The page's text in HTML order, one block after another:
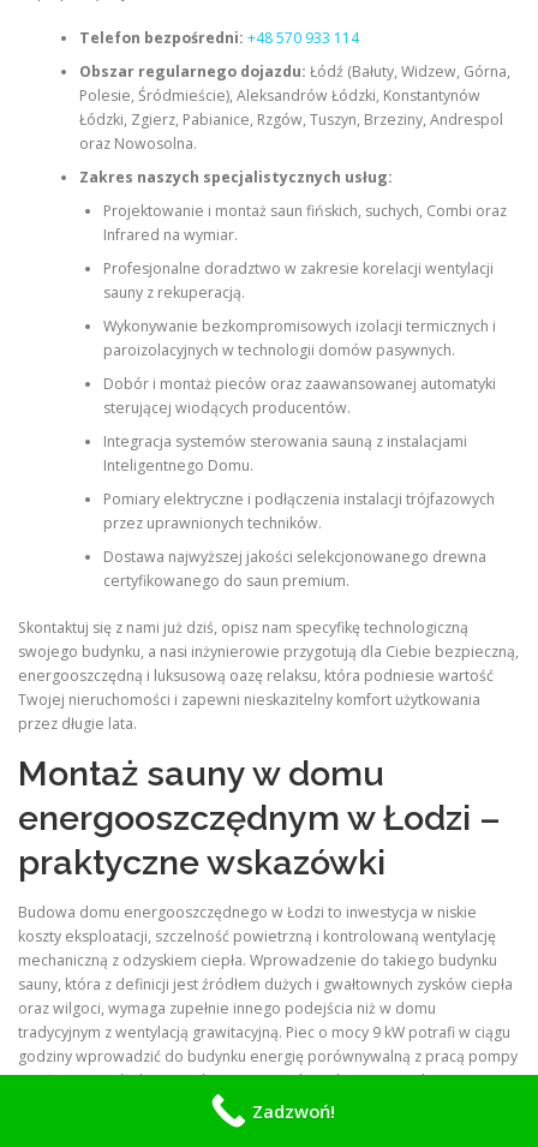
Telefon bezpośredni: +48 570 933 114
Obszar regularnego dojazdu: Łódź (Bałuty, Widzew, Górna,
Polesie, Śródmieście), Aleksandrów Łódzki, Konstantynów
Łódzki, Zgierz, Pabianice, Rzgów, Tuszyn, Brzeziny, Andrespol
oraz Nowosolna.
Zakres naszych specjalistycznych usług:
Projektowanie i montaż saun fińskich, suchych, Combi oraz
Infrared na wymiar.
Profesjonalne doradztwo w zakresie korelacji wentylacji
sauny z rekuperacją.
Wykonywanie bezkompromisowych izolacji termicznych i
paroizolacyjnych w technologii domów pasywnych.
Dobór i montaż pieców oraz zaawansowanej automatyki
sterującej wiodących producentów.
Integracja systemów sterowania sauną z instalacjami
Inteligentnego Domu.
Pomiary elektryczne i podłączenia instalacji trójfazowych
przez uprawnionych techników.
Dostawa najwyższej jakości selekcjonowanego drewna
certyfikowanego do saun premium.
Skontaktuj się z nami już dziś, opisz nam specyfikę technologiczną
swojego budynku, a nasi inżynierowie przygotują dla Ciebie bezpieczną,
energooszczędną i luksusową oazę relaksu, która podniesie wartość
Twojej nieruchomości i zapewni nieskazitelny komfort użytkowania
przez długie lata.
Montaż sauny w domu
energooszczędnym w Łodzi –
praktyczne wskazówki
Budowa domu energooszczędnego w Łodzi to inwestycja w niskie
koszty eksploatacji, szczelność powietrzną i kontrolowaną wentylację
mechaniczną z odzyskiem ciepła. Wprowadzenie do takiego budynku
sauny, która z definicji jest źródłem dużych i gwałtownych zysków ciepła
oraz wilgoci, wymaga zupełnie innego podejścia niż w domu
tradycyjnym z wentylacją grawitacyjną. Piec o mocy 9 kW potrafi w ciągu
godziny wprowadzić do budynku energię porównywalną z pracą pompy
ciepła przez pół dnia, a jednorazowe polanie kamieni wodą generuje
skok wilgotności bezwzględnej, który może wykroczyć poza możliwości
rekuperatora. Dlatego projekt sauny w budynku energooszczędnym
Zadzwoń!